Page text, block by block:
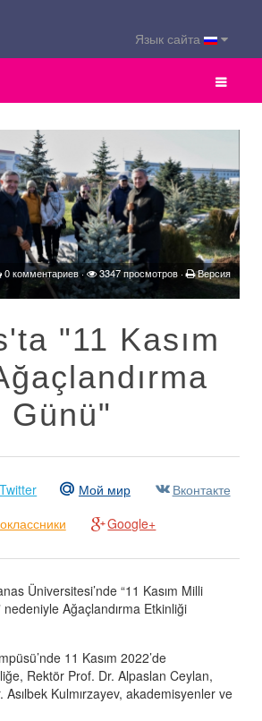
Язык сайта
0 комментариев· 3347 просмотров ·
Версия
"11 Kasım
Günü"
Twitter Мой мир
Вконтакте
Google+
Üniversitesi’nde “11 Kasım Milli
nedeniyle Ağaçlandırma Etkinliği
11 Kasım 2022’de
Rektör Prof. Dr. Alpaslan Ceylan,
Asılbek Kulmırzayev, akademisyenler ve